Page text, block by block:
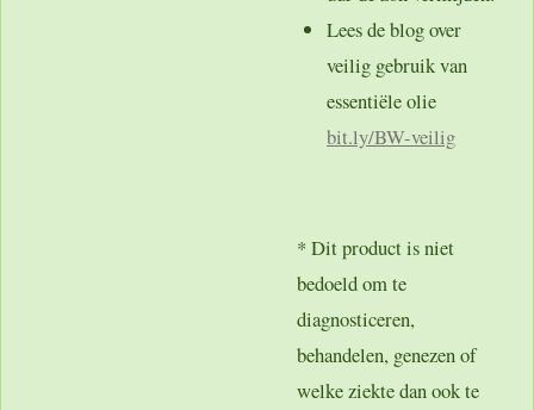
Lees de blog over
veilig gebruik van
essentiële olie
bit.ly/BW-veilig
* Dit product is niet
bedoeld om te
diagnosticeren,
behandelen, genezen of
welke ziekte dan ook te